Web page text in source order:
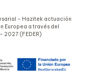
– Hazitek actuación
Europea a través del
2027 (FEDER)